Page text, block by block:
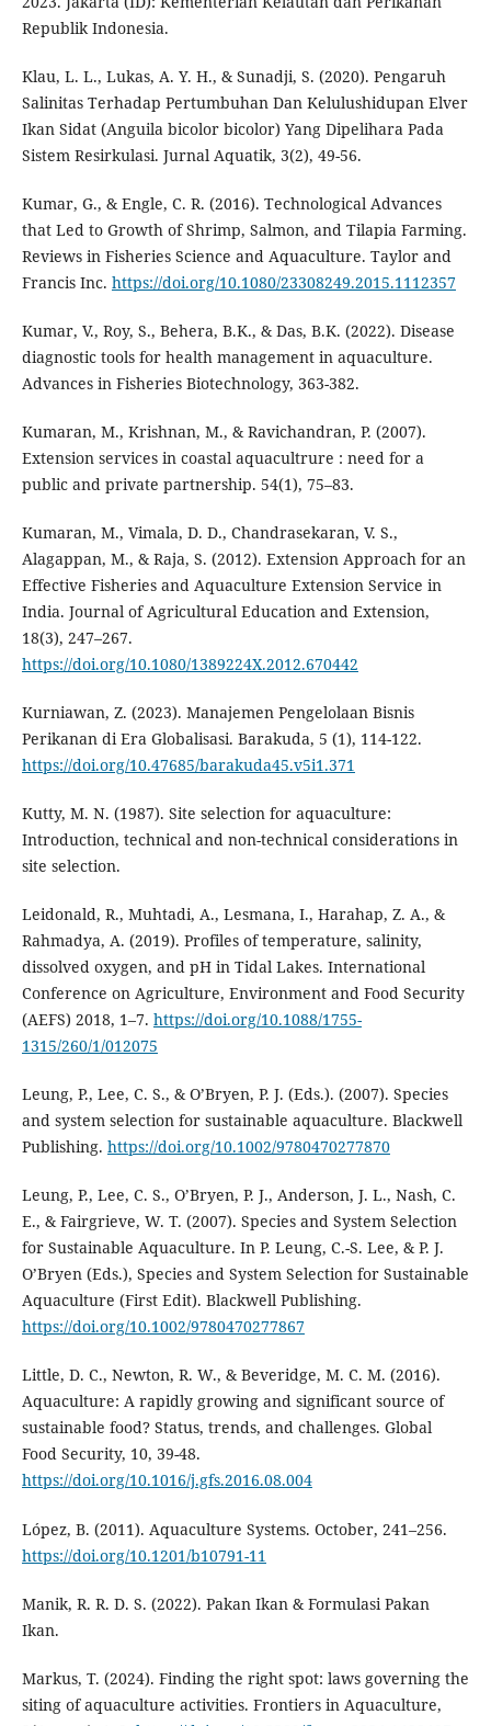
Republik Indonesia.
Klau, L. L., Lukas, A. Y. H., & Sunadji, S. (2020). Pengaruh
Salinitas Terhadap Pertumbuhan Dan Kelulushidupan Elver
Ikan Sidat (Anguila bicolor bicolor) Yang Dipelihara Pada
Sistem Resirkulasi. Jurnal Aquatik, 3(2), 49-56.
Kumar, G., & Engle, C. R. (2016). Technological Advances
that Led to Growth of Shrimp, Salmon, and Tilapia Farming.
Reviews in Fisheries Science and Aquaculture. Taylor and
Francis Inc. https://doi.org/10.1080/23308249.2015.1112357
Kumar, V., Roy, S., Behera, B.K., & Das, B.K. (2022). Disease
diagnostic tools for health management in aquaculture.
Advances in Fisheries Biotechnology, 363-382.
Kumaran, M., Krishnan, M., & Ravichandran, P. (2007).
Extension services in coastal aquacultrure : need for a
public and private partnership. 54(1), 75–83.
Kumaran, M., Vimala, D. D., Chandrasekaran, V. S.,
Alagappan, M., & Raja, S. (2012). Extension Approach for an
Effective Fisheries and Aquaculture Extension Service in
India. Journal of Agricultural Education and Extension,
18(3), 247–267.
https://doi.org/10.1080/1389224X.2012.670442
Kurniawan, Z. (2023). Manajemen Pengelolaan Bisnis
Perikanan di Era Globalisasi. Barakuda, 5 (1), 114-122.
https://doi.org/10.47685/barakuda45.v5i1.371
Kutty, M. N. (1987). Site selection for aquaculture:
Introduction, technical and non-technical considerations in
site selection.
Leidonald, R., Muhtadi, A., Lesmana, I., Harahap, Z. A., &
Rahmadya, A. (2019). Profiles of temperature, salinity,
dissolved oxygen, and pH in Tidal Lakes. International
Conference on Agriculture, Environment and Food Security
(AEFS) 2018, 1–7. https://doi.org/10.1088/1755-
1315/260/1/012075
Leung, P., Lee, C. S., & O’Bryen, P. J. (Eds.). (2007). Species
and system selection for sustainable aquaculture. Blackwell
Publishing. https://doi.org/10.1002/9780470277870
Leung, P., Lee, C. S., O’Bryen, P. J., Anderson, J. L., Nash, C.
E., & Fairgrieve, W. T. (2007). Species and System Selection
for Sustainable Aquaculture. In P. Leung, C.-S. Lee, & P. J.
O’Bryen (Eds.), Species and System Selection for Sustainable
Aquaculture (First Edit). Blackwell Publishing.
https://doi.org/10.1002/9780470277867
Little, D. C., Newton, R. W., & Beveridge, M. C. M. (2016).
Aquaculture: A rapidly growing and significant source of
sustainable food? Status, trends, and challenges. Global
Food Security, 10, 39-48.
https://doi.org/10.1016/j.gfs.2016.08.004
López, B. (2011). Aquaculture Systems. October, 241–256.
https://doi.org/10.1201/b10791-11
Manik, R. R. D. S. (2022). Pakan Ikan & Formulasi Pakan
Ikan.
Markus, T. (2024). Finding the right spot: laws governing the
siting of aquaculture activities. Frontiers in Aquaculture,